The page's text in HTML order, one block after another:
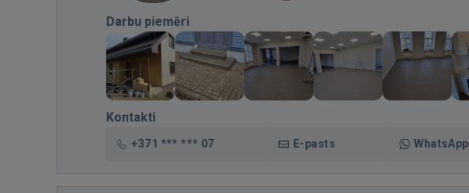
Darbu piemēri
Kontakti
+371 *** *** 07 E-pasts WhatsApp